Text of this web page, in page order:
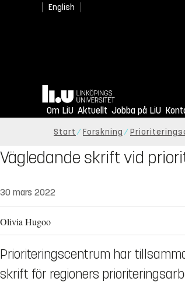
English
Hem
Om LiU Aktuellt Jobba på LiU
Start Forskning
Vägledande skrift vid
30 mars 2022
Olivia Hugoo
Prioriteringscentrum har
skrift för regioners